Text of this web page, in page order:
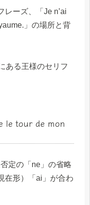
レーズ、「Je n’ai
」の場所と背
ある王様のセリフ
le tour de mon
定の「ne」の省略
在形）「ai」が合わ